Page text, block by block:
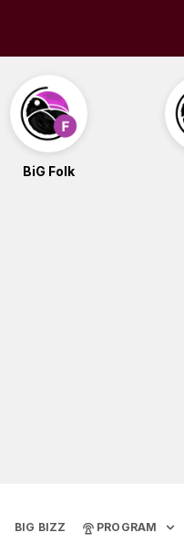
BiG Folk
BIG BIZZ PROGRAM